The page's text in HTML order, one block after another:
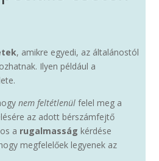
, amikre egyedi, az általánostól
Ilyen például a
nem feltétlenül felel meg a
az adott bérszámfejtő
a rugalmasság kérdése
megfelelőek legyenek az